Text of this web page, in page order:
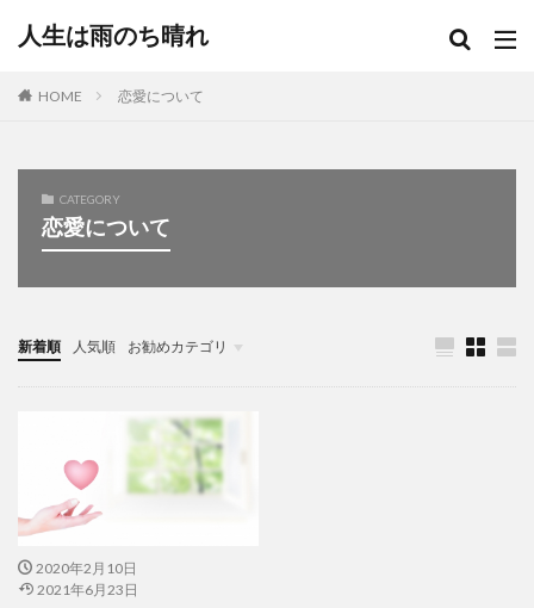
人生は雨のち晴れ
HOME 恋愛について
CATEGORY
恋愛について
新着順 人気順 お勧めカテゴリ
ギャンブル依存症について
2020年2月10日
2021年6月23日